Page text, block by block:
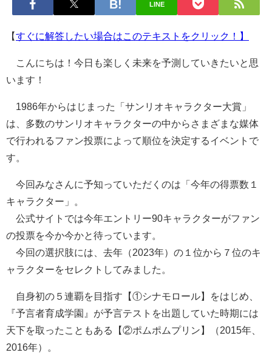
LINE
【すぐに解答したい場合はこのテキストをクリック！】
こんにちは！今日も楽しく未来を予測していきたいと思
います！
1986年からはじまった「サンリオキャラクター大賞」
は、多数のサンリオキャラクターの中からさまざまな媒体
で行われるファン投票によって順位を決定するイベントで
す。
今回みなさんに予知っていただくのは「今年の得票数１
キャラクター」。
公式サイトでは今年エントリー90キャラクターがファン
の投票を今か今かと待っています。
今回の選択肢には、去年（2023年）の１位から７位のキ
ャラクターをセレクトしてみました。
自身初の５連覇を目指す【①シナモロール】をはじめ、
『予言者育成学園』が予言テストを出題していた時期には
天下を取ったこともある【②ポムポムプリン】（2015年、
2016年）。